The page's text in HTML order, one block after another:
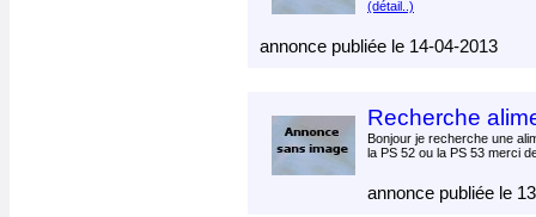
(détail..)
annonce publiée le 14-04-2013
Recherche
Bonjour je recherche une
la PS 52 ou la PS 53 merci
annonce publiée le